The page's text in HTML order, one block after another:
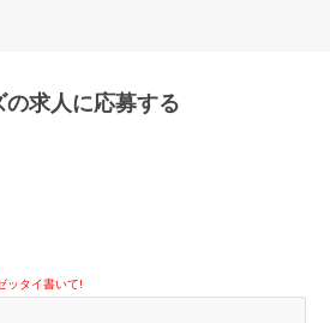
の求人に応募する
ッタイ書いて!